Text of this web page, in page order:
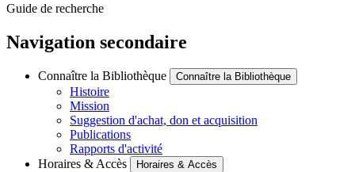
Guide de recherche
Navigation secondaire
Connaître la Bibliothèque Connaître la Bibliothèque
Histoire
Mission
Suggestion d'achat, don et acquisition
Publications
Rapports d'activité
Horaires & Accès
Horaires & Accès